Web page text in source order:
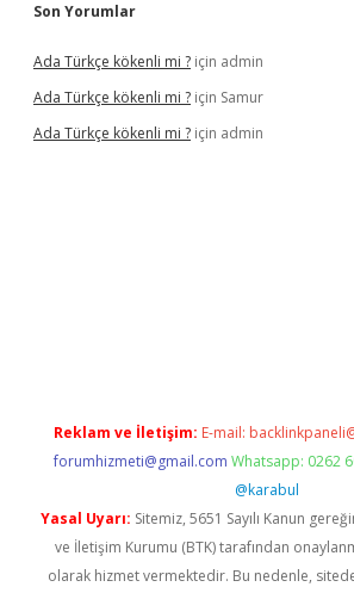
Son Yorumlar
Ada Türkçe kökenli mi ? için admin
Ada Türkçe kökenli mi ? için Samur
Ada Türkçe kökenli mi ? için admin
Reklam ve İletişim: E-mail:
forumhizmeti@gmail.com Whatsapp: 0262
@karabul
Yasal Uyarı: Sitemiz, 5651 Sayılı Kanun
ve İletişim Kurumu (BTK) tarafından
olarak hizmet vermektedir. Bu nedenle,